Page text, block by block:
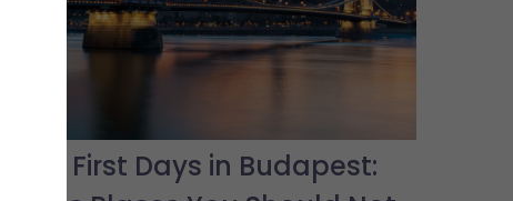
Your First Days in Budapest: